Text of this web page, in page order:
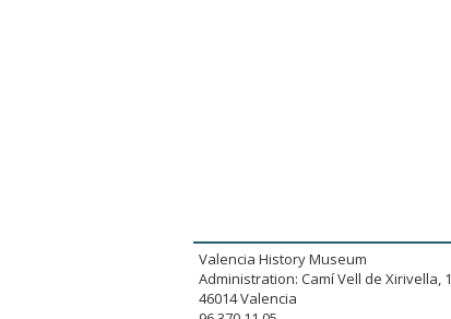
Valencia History Museum
Administration: Camí Vell de Xirivella, 1
46014 Valencia